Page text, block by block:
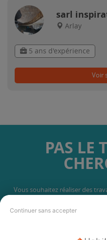
Continuer sans accepter
sarl
Arlay
5 ans d'expérience
Voir
PAS LE
Vous souhaitez réaliser des
professionnels